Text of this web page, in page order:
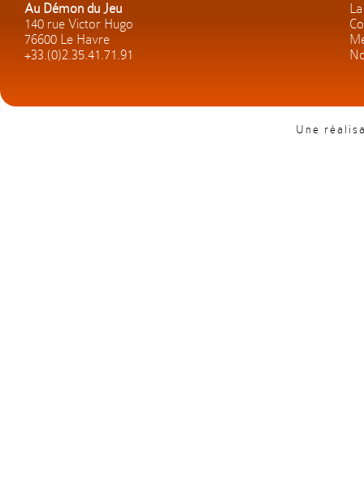
Au Démon du Jeu
140 rue Victor Hugo
76600 Le Havre
+33.(0)2.35.41.71.91
Une